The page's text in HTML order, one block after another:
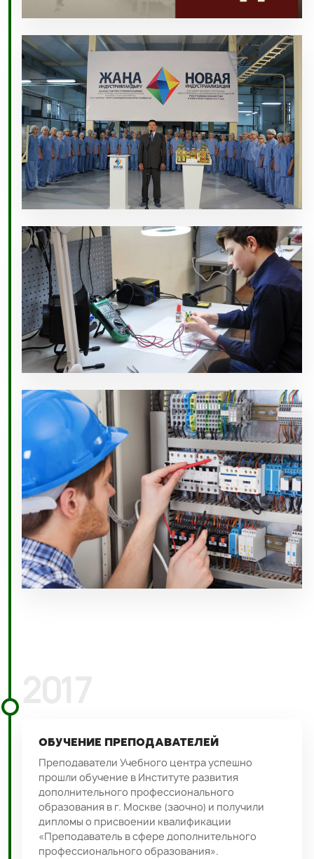
ОБУЧЕНИЕ ПРЕПОДАВАТЕЛЕЙ
Преподаватели Учебного центра успешно
прошли обучение в Институте развития
дополнительного профессионального
образования в г. Москве (заочно) и получили
дипломы о присвоении квалификации
«Преподаватель в сфере дополнительного
профессионального образования».